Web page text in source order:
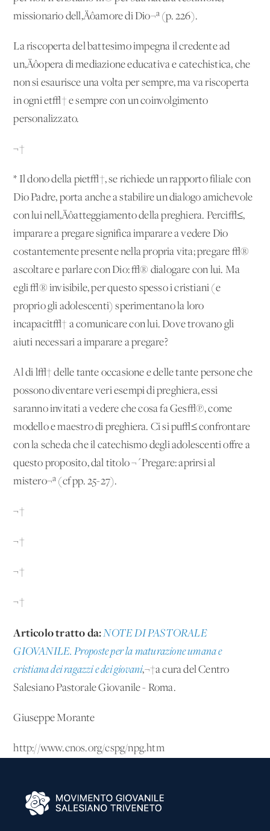
missionario dell‚Äôamore di Dio¬ª (p. 226).
La riscoperta del battesimo impegna il credente ad
un‚Äôopera di mediazione educativa e catechistica, che
non si esaurisce una volta per sempre, ma va riscoperta
in ogni et√† e sempre con un coinvolgimento
personalizzato.
¬†
* Il dono della piet√†, se richiede un rapporto filiale con
Dio Padre, porta anche a stabilire un dialogo amichevole
con lui nell‚Äôatteggiamento della preghiera. Perci√≤,
imparare a pregare significa imparare a vedere Dio
costantemente presente nella propria vita; pregare √®
ascoltare e parlare con Dio: √® dialogare con lui. Ma
egli √® invisibile, per questo spesso i cristiani (e
proprio gli adolescenti) sperimentano la loro
incapacit√† a comunicare con lui. Dove trovano gli
aiuti necessari a imparare a pregare?
Al di l√† delle tante occasione e delle tante persone che
possono diventare veri esempi di preghiera, essi
saranno invitati a vedere che cosa fa Ges√π, come
modello e maestro di preghiera. Ci si pu√≤ confrontare
con la scheda che il catechismo degli adolescenti offre a
questo proposito, dal titolo ¬´Pregare: aprirsi al
mistero¬ª (cf pp. 25-27).
¬†
¬†
¬†
¬†
Articolo tratto da:NOTE DI PASTORALE
GIOVANILE. Proposte per la maturazione umana e
cristiana dei ragazzi e dei giovani,¬†a cura del Centro
Salesiano Pastorale Giovanile - Roma.
Giuseppe Morante
http://www.cnos.org/cspg/npg.htm